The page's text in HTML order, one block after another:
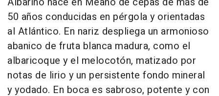
50 años conducidas en pérgola y orientadas
al Atlántico. En nariz despliega un armonioso
abanico de fruta blanca madura, como el
albaricoque y el melocotón, matizado por
notas de lirio y un persistente fondo mineral
y yodado. En boca es sabroso, potente y con